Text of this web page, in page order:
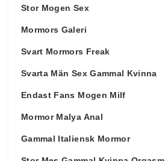
Stor Mogen Sex
Mormors Galeri
Svart Mormors Freak
Svarta Män Sex Gammal Kvinna
Endast Fans Mogen Milf
Mormor Malya Anal
Gammal Italiensk Mormor